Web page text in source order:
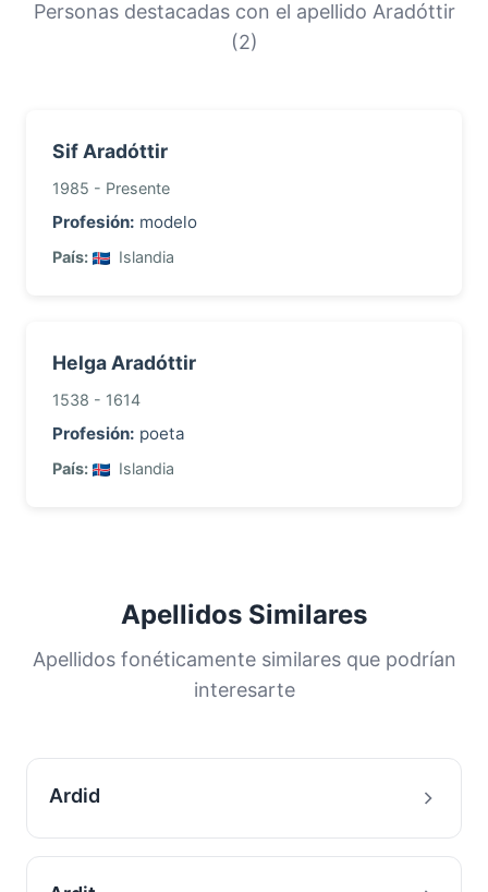
Personas destacadas con el apellido Aradóttir
(2)
Sif Aradóttir
1985 - Presente
Profesión: modelo
País: Islandia
Helga Aradóttir
1538 - 1614
Profesión: poeta
País: Islandia
Apellidos Similares
Apellidos fonéticamente similares que podrían
interesarte
Ardid